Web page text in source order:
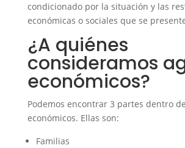
condicionado por la situación y las
económicas o sociales que se
¿A quiénes
consideramos
económicos?
Podemos encontrar 3 partes dentro
económicos. Ellas son:
Familias